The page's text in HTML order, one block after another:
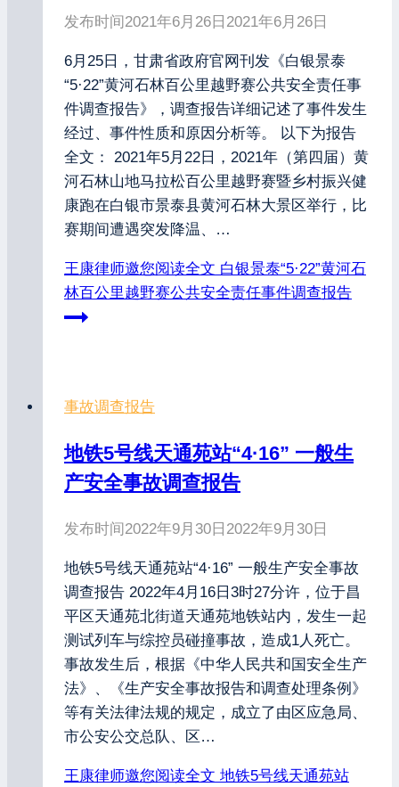
发布时间2021年6月26日 2021年6月26日
6月25日，甘肃省政府官网刊发《白银景泰
“5·22”黄河石林百公里越野赛公共安全责任事
件调查报告》，调查报告详细记述了事件发生
经过、事件性质和原因分析等。 以下为报告
全文： 2021年5月22日，2021年（第四届）黄
河石林山地马拉松百公里越野赛暨乡村振兴健
康跑在白银市景泰县黄河石林大景区举行，比
赛期间遭遇突发降温、…
王康律师邀您阅读全文 白银景泰“5·22”黄河石
林百公里越野赛公共安全责任事件调查报告
事故调查报告
地铁5号线天通苑站“4·16” 一般生
产安全事故调查报告
发布时间2022年9月30日 2022年9月30日
地铁5号线天通苑站“4·16” 一般生产安全事故
调查报告 2022年4月16日3时27分许，位于昌
平区天通苑北街道天通苑地铁站内，发生一起
测试列车与综控员碰撞事故，造成1人死亡。
事故发生后，根据《中华人民共和国安全生产
法》、《生产安全事故报告和调查处理条例》
等有关法律法规的规定，成立了由区应急局、
市公安公交总队、区…
王康律师邀您阅读全文 地铁5号线天通苑站